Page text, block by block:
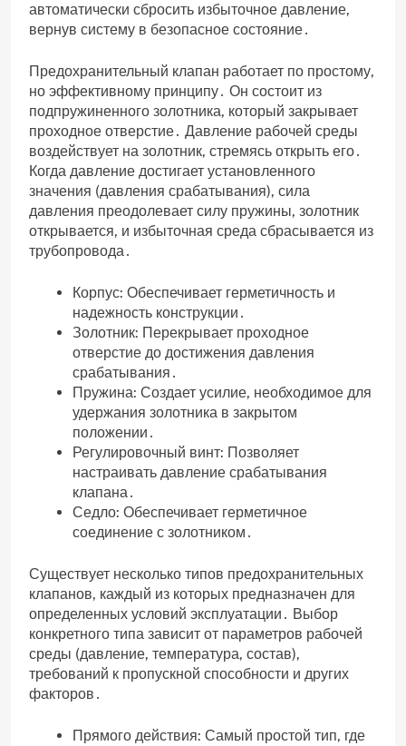
автоматически сбросить избыточное давление‚
вернув систему в безопасное состояние․
Предохранительный клапан работает по простому‚
но эффективному принципу․ Он состоит из
подпружиненного золотника‚ который закрывает
проходное отверстие․ Давление рабочей среды
воздействует на золотник‚ стремясь открыть его․
Когда давление достигает установленного
значения (давления срабатывания)‚ сила
давления преодолевает силу пружины‚ золотник
открывается‚ и избыточная среда сбрасывается из
трубопровода․
Корпус: Обеспечивает герметичность и
надежность конструкции․
Золотник: Перекрывает проходное
отверстие до достижения давления
срабатывания․
Пружина: Создает усилие‚ необходимое для
удержания золотника в закрытом
положении․
Регулировочный винт: Позволяет
настраивать давление срабатывания
клапана․
Седло: Обеспечивает герметичное
соединение с золотником․
Существует несколько типов предохранительных
клапанов‚ каждый из которых предназначен для
определенных условий эксплуатации․ Выбор
конкретного типа зависит от параметров рабочей
среды (давление‚ температура‚ состав)‚
требований к пропускной способности и других
факторов․
Прямого действия: Самый простой тип‚ где